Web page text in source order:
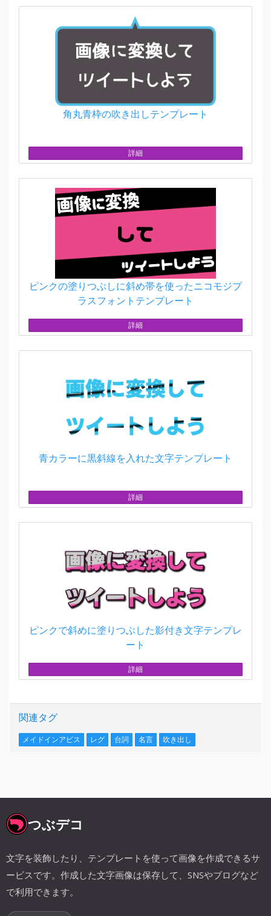
角丸青枠の吹き出しテンプレート
詳細
ピンクの塗りつぶしに斜め帯を使ったニコモジプ
ラスフォントテンプレート
詳細
青カラーに黒斜線を入れた文字テンプレート
詳細
ピンクで斜めに塗りつぶした影付き文字テンプレ
ート
詳細
関連タグ
メイドインアビス レグ 台詞 名言 吹き出し
つぶデコ
文字を装飾したり、テンプレートを使って画像を作成できるサ
ービスです。作成した文字画像は保存して、SNSやブログなど
で利用できます。